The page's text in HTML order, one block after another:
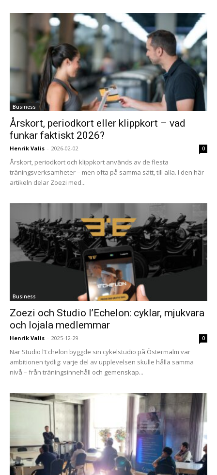
Business
Årskort, periodkort eller klippkort – vad
funkar faktiskt 2026?
Henrik Valis - 2026-02-02 0
Årskort, periodkort och klippkort används av de flesta
träningsverksamheter – men ofta på samma sätt, till alla. I den här
artikeln delar Zoezi med...
Business
Zoezi och Studio l’Echelon: cyklar, mjukvara
och lojala medlemmar
Henrik Valis - 2025-12-29 0
När Studio l’Echelon byggde sin cykelstudio på Östermalm var
ambitionen tydlig: varje del av upplevelsen skulle hålla samma
nivå – från träningsinnehåll och gemenskap...